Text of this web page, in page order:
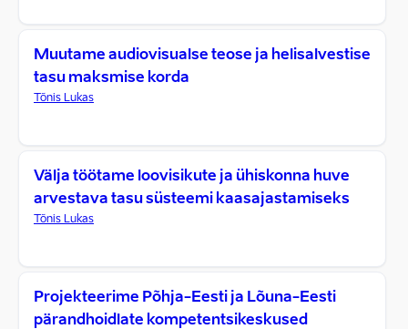
Muutame audiovisualse teose ja helisalvestise
tasu maksmise korda
Tõnis Lukas
Välja töötame loovisikute ja ühiskonna huve
arvestava tasu süsteemi kaasajastamiseks
Tõnis Lukas
Projekteerime Põhja-Eesti ja Lõuna-Eesti
pärandhoidlate kompetentsikeskused